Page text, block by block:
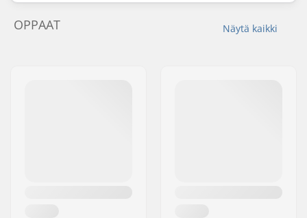
Näytä kaikki
OPPAAT